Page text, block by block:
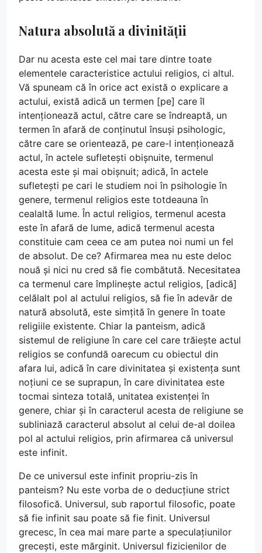
Natura absolută a divinității
Dar nu acesta este cel mai tare dintre toate
elementele caracteristice actului religios, ci altul.
Vă spuneam că în orice act există o explicare a
actului, există adică un termen [pe] care îl
intenționează actul, către care se îndreaptă, un
termen în afară de conținutul însuși psihologic,
către care se orientează, pe care-l intenționează
actul, în actele sufletești obișnuite, termenul
acesta este și mai obișnuit; adică, în actele
sufletești pe cari le studiem noi în psihologie în
genere, termenul religios este totdeauna în
cealaltă lume. În actul religios, termenul acesta
este în afară de lume, adică termenul acesta
constituie cam ceea ce am putea noi numi un fel
de absolut. De ce? Afirmarea mea nu este deloc
nouă și nici nu cred să fie combătută. Necesitatea
ca termenul care împlinește actul religios, [adică]
celălalt pol al actului religios, să fie în adevăr de
natură absolută, este simțită în genere în toate
religiile existente. Chiar la panteism, adică
sistemul de religiune în care cel care trăiește actul
religios se confundă oarecum cu obiectul din
afara lui, adică în care divinitatea și existența sunt
noțiuni ce se suprapun, în care divinitatea este
tocmai sinteza totală, unitatea existenței în
genere, chiar și în caracterul acesta de religiune se
subliniază caracterul absolut al celui de-al doilea
pol al actului religios, prin afirmarea că universul
este infinit.
De ce universul este infinit propriu-zis în
panteism? Nu este vorba de o deducțiune strict
filosofică. Universul, sub raportul filosofic, poate
să fie infinit sau poate să fie finit. Universul
grecesc, în cea mai mare parte a speculațiunilor
grecești, este mărginit. Universul fizicienilor de